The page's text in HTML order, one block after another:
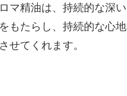
マ精油は、持続的な深い
もたらし、持続的な心地
せてくれます。